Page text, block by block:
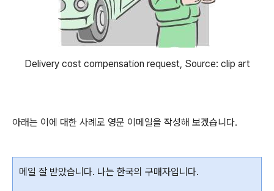
Delivery cost compensation request, Source: clip art
아래는 이에 대한 사례로 영문 이메일을 작성해 보겠습니다.
메일 잘 받았습니다. 나는 한국의 구매자입니다.